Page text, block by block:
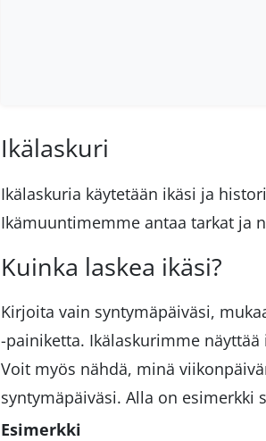
Ikälaskuri
Ikälaskuria käytetään ikäsi ja
Ikämuuntimemme antaa tarkat ja
Kuinka laskea ikäsi?
Kirjoita vain syntymäpäiväsi,
-painiketta. Ikälaskurimme
Voit myös nähdä, minä
syntymäpäiväsi. Alla on esimerkki
Esimerkki